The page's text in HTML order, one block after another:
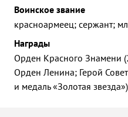
Воинское звание
красноармеец; сержант;
Награды
Орден Красного Знамени
Орден Ленина; Герой
и медаль «Золотая звезда»)